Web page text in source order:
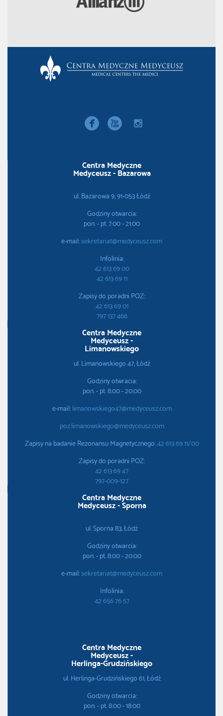
  instagram
Centra Medyczne
Medyceusz - Bazarowa
ul. Bazarowa 9, 91-053 Łódź
Godziny otwarcia:
pon. - pt. 7:00 - 21:00
e-mail:sekretariat@medyceusz.com
Infolinia:
42 613 69 00
42 613 69 11
Zapisy do poradni POZ:
42 613 69 01
797 137 466
Centra Medyczne
Medyceusz -
Limanowskiego
ul. Limanowskiego 47, Łódź
Godziny otwracia:
pon. - pt. 8:00 - 20:00
e-mail:limanowskiego47@medyceusz.com
poz.limanowskiego@medyceusz.com
Zapisy na badanie Rezonansu Magnetycznego:42 613 69 11/00
Zapisy do poradni POZ:
42 613 69 47
797-009-127
Centra Medyczne
Medyceusz - Sporna
ul. Sporna 83, Łódź
Godziny otwarcia:
pon. - pt. 8:00 - 20:00
e-mail:sekretariat@medyceusz.com
Infolinia:
42 656 76 57
Centra Medyczne
Medyceusz -
Herlinga-Grudzińskiego
ul. Herlinga-Grudzińskiego 61, Łódź
Godziny otwarcia:
pon. - pt. 8:00 - 18:00